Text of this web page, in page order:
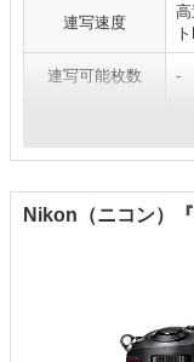
連写速度
連写可能枚数 -
Nikon（ニコン）『